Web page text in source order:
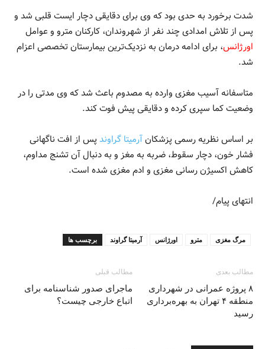
شدت برخورد به حدی بود که وی برای دقایقی دچار ایست قلبی شد و
پس از تلاش امدادی چند نفر از شهروندان، کارکنان مترو و عوامل
اورژانس، برای ادامه درمان به نزدیک‌ترین بیمارستان تخصصی اعزام
شد.
متاسفانه آسیب مغزی وارده به مصدوم باعث شد که وی مدتی را در
وضعیت کما سپری کرده و دقایقی پیش فوت کند.
بر اساس نظریه رسمی پزشکانآرمیتا گراوند پس از افت ناگهانی
فشار خون، دچار سقوط، ضربه به مغز و به دنبال آن تشنج مداوم،
کاهش اکسیژن رسانی مغزی و ادم مغزی شده است.
انتهای پیام/
برچسب ها آرمیتا گراوند اورژانس مترو مرگ مغزی
مطالب قبلی
ماجرای صدور شناسنامه برای
اتباع خارجی چیست؟
مطالب بعدی
۸ پروژه عمرانی در شهرداری
منطقه ۴ تهران به بهره‌برداری
رسید